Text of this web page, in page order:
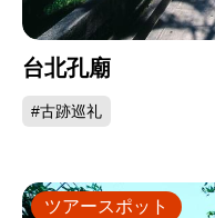
台北孔廟
#古跡巡礼
ツアースポット